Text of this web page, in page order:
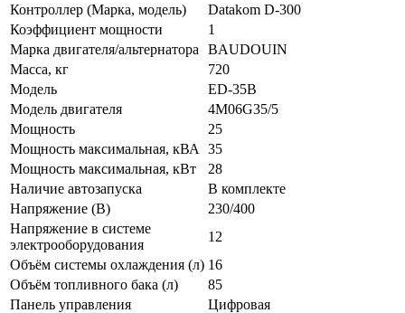
Контроллер (Марка, модель)
Datakom D-300
Коэффициент мощности
1
Марка двигателя/альтернатора
BAUDOUIN
Масса, кг
720
Модель
ED-35B
Модель двигателя
4M06G35/5
Мощность
25
Мощность максимальная, кВА
35
Мощность максимальная, кВт
28
Наличие автозапуска
В комплекте
Напряжение (В)
230/400
Напряжение в системе
электрооборудования
12
Объём системы охлаждения (л) 16
Объём топливного бака (л)
85
Панель управления
Цифровая